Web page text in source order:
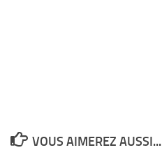
VOUS AIMEREZ AUSSI...